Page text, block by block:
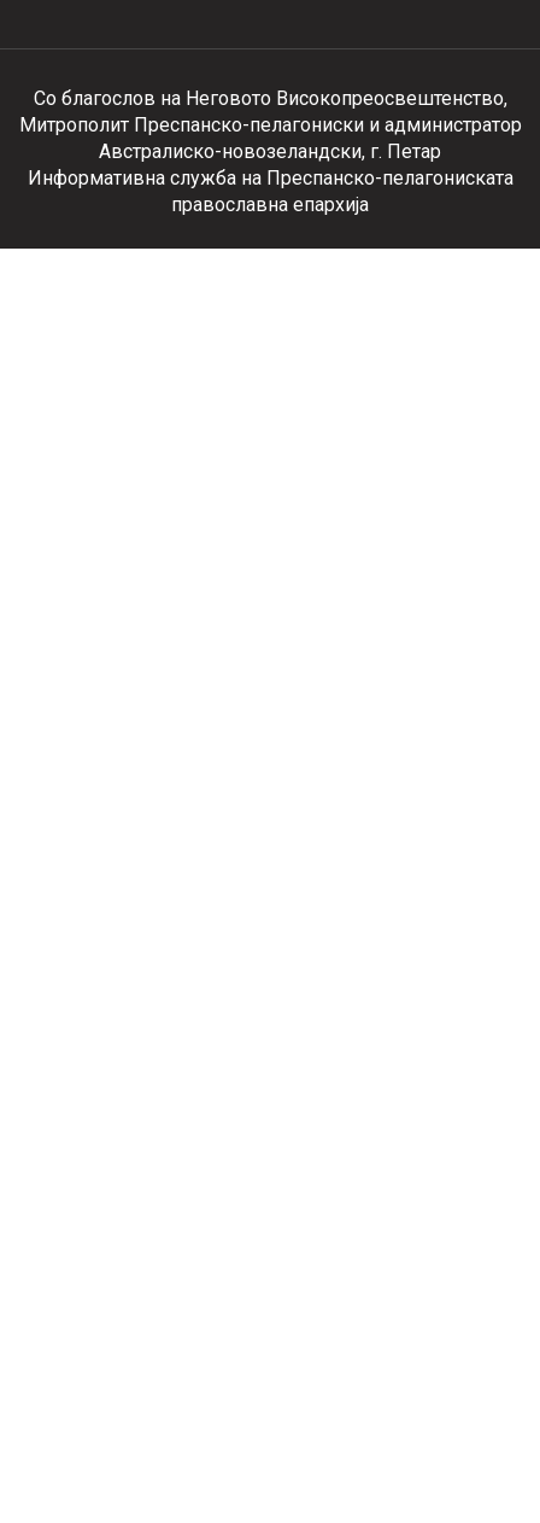
Со благослов на Неговото Високопреосвештенство,
Митрополит Преспанско-пелагониски и администратор
Австралиско-новозеландски, г. Петар
Информативна служба на Преспанско-пелагониската
православна епархија